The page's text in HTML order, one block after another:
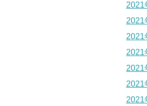
2021
2021
2021
2021
2021
2021
2021